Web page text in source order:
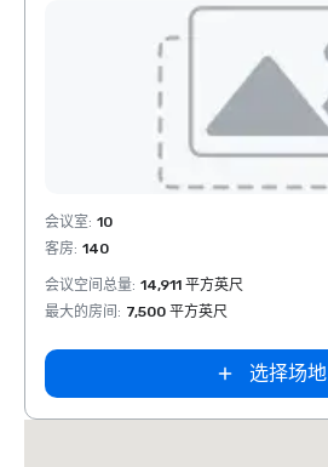
Removed from favorites
会议室: 10
客房: 140
会议空间总量: 14,911 平方英尺
最大的房间 : 7,500 平方英尺
选择场地